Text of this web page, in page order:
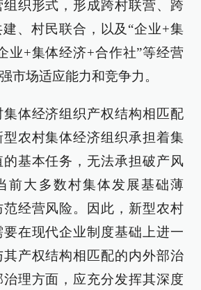
织形式，形成跨村联营、跨
、村民联合，以及“企业+集
业+集体经济+合作社”等经营
市场适应能力和竞争力。
体经济组织产权结构相匹配
农村集体经济组织承担着集
基本任务，无法承担破产风
前大多数村集体发展基础薄
经营风险。因此，新型农村
在现代企业制度基础上进一
产权结构相匹配的内外部治
理方面，应充分发挥其深度